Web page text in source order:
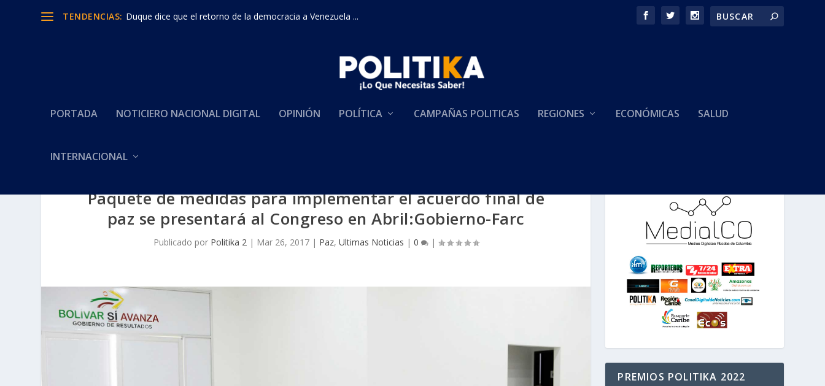
TENDENCIAS: Duque dice que el retorno de la democracia a Venezuela ...
PORTADA NOTICIERO NACIONAL DIGITAL OPINIÓN POLÍTICA CAMPAÑAS POLITICAS REGIONES ECONÓMICAS SALUD
INTERNACIONAL
Paquete de medidas para implementar el acuerdo final de
paz se presentará al Congreso en Abril:Gobierno-Farc
Publicado por Politika 2| Mar 26, 2017| Paz, Ultimas Noticias | 0 |
PREMIOS POLITIKA 2022